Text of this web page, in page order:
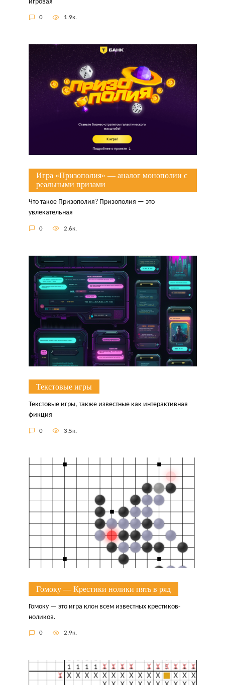
игровая
0 1.9к.
Игра «Призополия» — аналог монополии с
реальными призами
Что такое Призополия? Призополия — это
увлекательная
0 2.6к.
Текстовые игры
Текстовые игры, также известные как интерактивная
фикция
0 3.5к.
Гомоку — Крестики нолики пять в ряд
Гомоку — это игра клон всем известных крестиков-
ноликов.
0 2.9к.